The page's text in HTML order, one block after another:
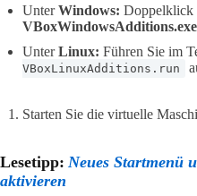
UnterWindows: Doppelklick
VBoxWindowsAdditions.exe
UnterLinux: Führen Sie im
VBoxLinuxAdditions.run
Starten Sie die virtuelle
Lesetipp: Neues Startmenü
aktivieren